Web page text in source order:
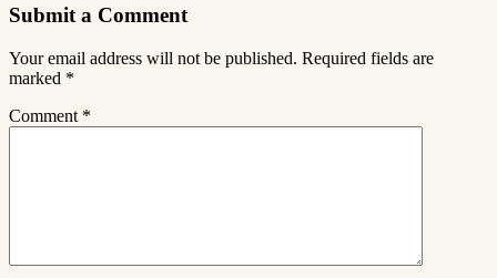
Submit a Comment
Your email address will not be published. Required fields are
marked *
Comment *